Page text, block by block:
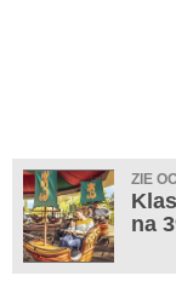
ZIE
na